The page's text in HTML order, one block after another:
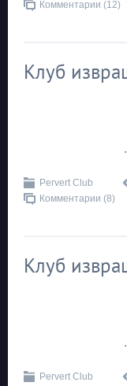
Комментарии (12)
Клуб
Pervert Club
Комментарии (8)
Клуб
Pervert Club